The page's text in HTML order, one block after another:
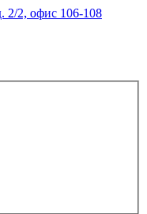
2/2, офис 106-108